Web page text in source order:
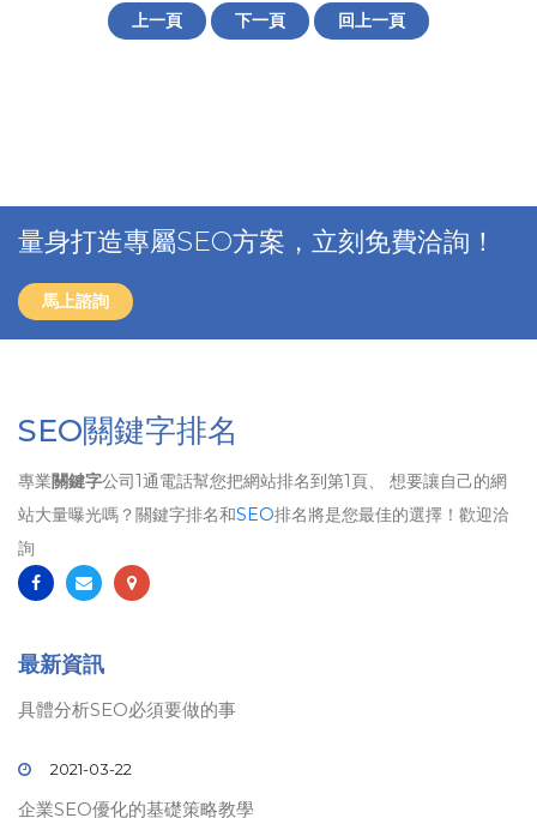
上一頁 下一頁 回上一頁
量身打造專屬SEO方案，立刻免費洽詢！
馬上諮詢
SEO關鍵字排名
專業關鍵字公司1通電話幫您把網站排名到第1頁、 想要讓自己的網
站大量曝光嗎？關鍵字排名和SEO排名將是您最佳的選擇！歡迎洽
詢
最新資訊
具體分析SEO必須要做的事
2021-03-22
企業SEO優化的基礎策略教學